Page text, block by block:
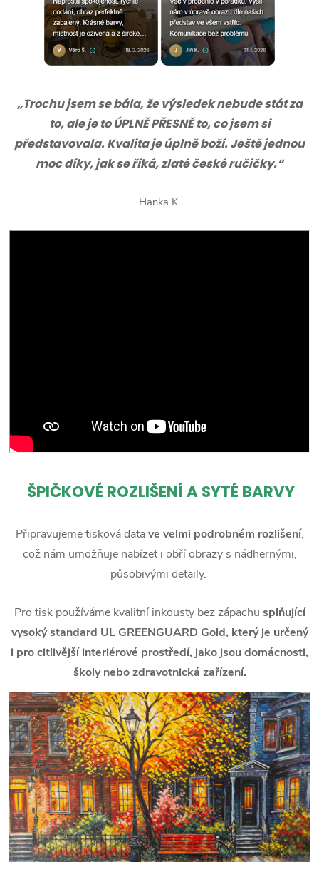
„Trochu jsem se bála, že výsledek nebude stát za
to, ale je to ÚPLNĚ PŘESNĚ to, co jsem si
představovala. Kvalita je úplně boží. Ještě jednou
moc díky, jak se říká, zlaté české ručičky.“
Hanka K.
ŠPIČKOVÉ ROZLIŠENÍ A SYTÉ BARVY
Připravujeme tisková datave velmi podrobném rozlišení,
což nám umožňuje nabízet i obří obrazy s nádhernými,
působivými detaily.
Pro tisk používáme kvalitní inkousty bez zápachu splňující
vysoký standard UL GREENGUARD Gold, který je určený
i pro citlivější interiérové prostředí, jako jsou domácnosti,
školy nebo zdravotnická zařízení.